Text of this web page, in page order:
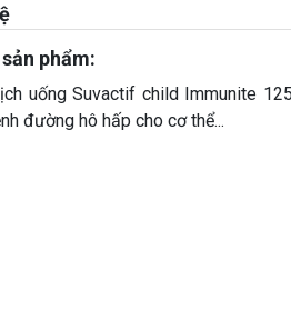
phẩm:
uống Suvactif child Immunite
đường hô hấp cho cơ thể...